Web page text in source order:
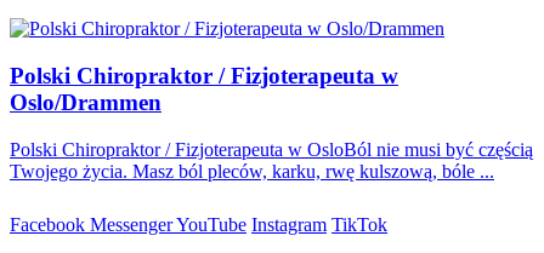
Polski Chiropraktor / Fizjoterapeuta w
Oslo/Drammen
Polski Chiropraktor / Fizjoterapeuta w OsloBól nie musi być częścią
Twojego życia. Masz ból pleców, karku, rwę kulszową, bóle ...
Facebook MessengerYouTube Instagram TikTok